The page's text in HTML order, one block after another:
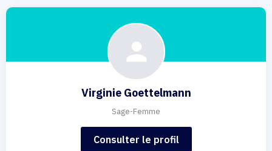
Virginie Goettelmann
Sage-Femme
Consulter le profil